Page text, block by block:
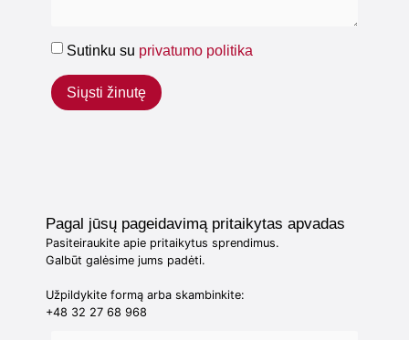
Sutinku su privatumo politika
Siųsti žinutę
Pagal jūsų pageidavimą pritaikytas apvadas
Pasiteiraukite apie pritaikytus sprendimus.
Galbūt galėsime jums padėti.
Užpildykite formą arba skambinkite:
+48 32 27 68 968